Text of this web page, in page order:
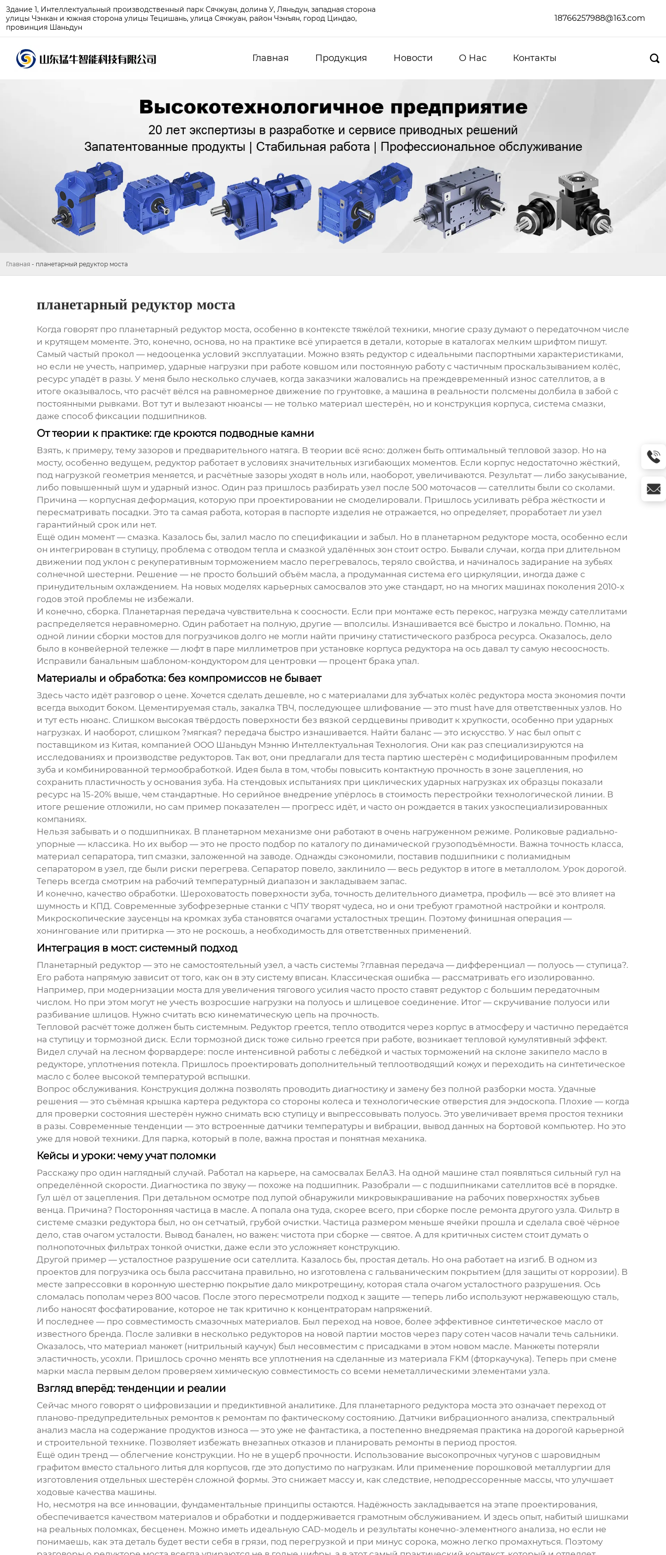
Здание 1, Интеллектуальный производственный парк Сячжуан, долина У, Ляньдун, западная сторона
улицы Чэнкан и южная сторона улицы Тецишань, улица Сячжуан, район Чэнъян, город Циндао,
провинция Шаньдун
18766257988@163.com
Главная Продукция Новости О Hас Контакты 
Главная - планетарный редуктор моста
планетарный редуктор моста
Когда говорят про планетарный редуктор моста, особенно в контексте тяжёлой техники, многие сразу думают о передаточном числе
и крутящем моменте. Это, конечно, основа, но на практике всё упирается в детали, которые в каталогах мелким шрифтом пишут.
Самый частый прокол — недооценка условий эксплуатации. Можно взять редуктор с идеальными паспортными характеристиками,
но если не учесть, например, ударные нагрузки при работе ковшом или постоянную работу с частичным проскальзыванием колёс,
ресурс упадёт в разы. У меня было несколько случаев, когда заказчики жаловались на преждевременный износ сателлитов, а в
итоге оказывалось, что расчёт вёлся на равномерное движение по грунтовке, а машина в реальности полсмены долбила в забой с
постоянными рывками. Вот тут и вылезают нюансы — не только материал шестерён, но и конструкция корпуса, система смазки,
даже способ фиксации подшипников.
От теории к практике: где кроются подводные камни
Взять, к примеру, тему зазоров и предварительного натяга. В теории всё ясно: должен быть оптимальный тепловой зазор. Но на
мосту, особенно ведущем, редуктор работает в условиях значительных изгибающих моментов. Если корпус недостаточно жёсткий,
под нагрузкой геометрия меняется, и расчётные зазоры уходят в ноль или, наоборот, увеличиваются. Результат — либо закусывание,
либо повышенный шум и ударный износ. Один раз пришлось разбирать узел после 500 моточасов — сателлиты были со сколами.
Причина — корпусная деформация, которую при проектировании не смоделировали. Пришлось усиливать рёбра жёсткости и
пересматривать посадки. Это та самая работа, которая в паспорте изделия не отражается, но определяет, проработает ли узел
гарантийный срок или нет.
Ещё один момент — смазка. Казалось бы, залил масло по спецификации и забыл. Но в планетарном редукторе моста, особенно если
он интегрирован в ступицу, проблема с отводом тепла и смазкой удалённых зон стоит остро. Бывали случаи, когда при длительном
движении под уклон с рекуперативным торможением масло перегревалось, теряло свойства, и начиналось задирание на зубьях
солнечной шестерни. Решение — не просто больший объём масла, а продуманная система его циркуляции, иногда даже с
принудительным охлаждением. На новых моделях карьерных самосвалов это уже стандарт, но на многих машинах поколения 2010-х
годов этой проблемы не избежали.
И конечно, сборка. Планетарная передача чувствительна к соосности. Если при монтаже есть перекос, нагрузка между сателлитами
распределяется неравномерно. Один работает на полную, другие — вполсилы. Изнашивается всё быстро и локально. Помню, на
одной линии сборки мостов для погрузчиков долго не могли найти причину статистического разброса ресурса. Оказалось, дело
было в конвейерной тележке — люфт в паре миллиметров при установке корпуса редуктора на ось давал ту самую несоосность.
Исправили банальным шаблоном-кондуктором для центровки — процент брака упал.
Материалы и обработка: без компромиссов не бывает
Здесь часто идёт разговор о цене. Хочется сделать дешевле, но с материалами для зубчатых колёс редуктора моста экономия почти
всегда выходит боком. Цементируемая сталь, закалка ТВЧ, последующее шлифование — это must have для ответственных узлов. Но
и тут есть нюанс. Слишком высокая твёрдость поверхности без вязкой сердцевины приводит к хрупкости, особенно при ударных
нагрузках. И наоборот, слишком ?мягкая? передача быстро изнашивается. Найти баланс — это искусство. У нас был опыт с
поставщиком из Китая, компанией ООО Шаньдун Мэнню Интеллектуальная Технология. Они как раз специализируются на
исследованиях и производстве редукторов. Так вот, они предлагали для теста партию шестерён с модифицированным профилем
зуба и комбинированной термообработкой. Идея была в том, чтобы повысить контактную прочность в зоне зацепления, но
сохранить пластичность у основания зуба. На стендовых испытаниях при циклических ударных нагрузках их образцы показали
ресурс на 15-20% выше, чем стандартные. Но серийное внедрение упёрлось в стоимость перестройки технологической линии. В
итоге решение отложили, но сам пример показателен — прогресс идёт, и часто он рождается в таких узкоспециализированных
компаниях.
Нельзя забывать и о подшипниках. В планетарном механизме они работают в очень нагруженном режиме. Роликовые радиально-
упорные — классика. Но их выбор — это не просто подбор по каталогу по динамической грузоподъёмности. Важна точность класса,
материал сепаратора, тип смазки, заложенной на заводе. Однажды сэкономили, поставив подшипники с полиамидным
сепаратором в узел, где были риски перегрева. Сепаратор повело, заклинило — весь редуктор в итоге в металлолом. Урок дорогой.
Теперь всегда смотрим на рабочий температурный диапазон и закладываем запас.
И конечно, качество обработки. Шероховатость поверхности зуба, точность делительного диаметра, профиль — всё это влияет на
шумность и КПД. Современные зубофрезерные станки с ЧПУ творят чудеса, но и они требуют грамотной настройки и контроля.
Микроскопические заусенцы на кромках зуба становятся очагами усталостных трещин. Поэтому финишная операция —
хонингование или притирка — это не роскошь, а необходимость для ответственных применений.
Интеграция в мост: системный подход
Планетарный редуктор — это не самостоятельный узел, а часть системы ?главная передача — дифференциал — полуось — ступица?.
Его работа напрямую зависит от того, как он в эту систему вписан. Классическая ошибка — рассматривать его изолированно.
Например, при модернизации моста для увеличения тягового усилия часто просто ставят редуктор с большим передаточным
числом. Но при этом могут не учесть возросшие нагрузки на полуось и шлицевое соединение. Итог — скручивание полуоси или
разбивание шлицов. Нужно считать всю кинематическую цепь на прочность.
Тепловой расчёт тоже должен быть системным. Редуктор греется, тепло отводится через корпус в атмосферу и частично передаётся
на ступицу и тормозной диск. Если тормозной диск тоже сильно греется при работе, возникает тепловой кумулятивный эффект.
Видел случай на лесном форвардере: после интенсивной работы с лебёдкой и частых торможений на склоне закипело масло в
редукторе, уплотнения потекла. Пришлось проектировать дополнительный теплоотводящий кожух и переходить на синтетическое
масло с более высокой температурой вспышки.
Вопрос обслуживания. Конструкция должна позволять проводить диагностику и замену без полной разборки моста. Удачные
решения — это съёмная крышка картера редуктора со стороны колеса и технологические отверстия для эндоскопа. Плохие — когда
для проверки состояния шестерён нужно снимать всю ступицу и выпрессовывать полуось. Это увеличивает время простоя техники
в разы. Современные тенденции — это встроенные датчики температуры и вибрации, вывод данных на бортовой компьютер. Но это
уже для новой техники. Для парка, который в поле, важна простая и понятная механика.
Кейсы и уроки: чему учат поломки
Расскажу про один наглядный случай. Работал на карьере, на самосвалах БелАЗ. На одной машине стал появляться сильный гул на
определённой скорости. Диагностика по звуку — похоже на подшипник. Разобрали — с подшипниками сателлитов всё в порядке.
Гул шёл от зацепления. При детальном осмотре под лупой обнаружили микровыкрашивание на рабочих поверхностях зубьев
венца. Причина? Посторонняя частица в масле. А попала она туда, скорее всего, при сборке после ремонта другого узла. Фильтр в
системе смазки редуктора был, но он сетчатый, грубой очистки. Частица размером меньше ячейки прошла и сделала своё чёрное
дело, став очагом усталости. Вывод банален, но важен: чистота при сборке — святое. А для критичных систем стоит думать о
полнопоточных фильтрах тонкой очистки, даже если это усложняет конструкцию.
Другой пример — усталостное разрушение оси сателлита. Казалось бы, простая деталь. Но она работает на изгиб. В одном из
проектов для погрузчика ось была рассчитана правильно, но изготовлена с гальваническим покрытием (для защиты от коррозии). В
месте запрессовки в коронную шестерню покрытие дало микротрещину, которая стала очагом усталостного разрушения. Ось
сломалась пополам через 800 часов. После этого пересмотрели подход к защите — теперь либо используют нержавеющую сталь,
либо наносят фосфатирование, которое не так критично к концентраторам напряжений.
И последнее — про совместимость смазочных материалов. Был переход на новое, более эффективное синтетическое масло от
известного бренда. После заливки в несколько редукторов на новой партии мостов через пару сотен часов начали течь сальники.
Оказалось, что материал манжет (нитрильный каучук) был несовместим с присадками в этом новом масле. Манжеты потеряли
эластичность, усохли. Пришлось срочно менять все уплотнения на сделанные из материала FKM (фторкаучука). Теперь при смене
марки масла первым делом проверяем химическую совместимость со всеми неметаллическими элементами узла.
Взгляд вперёд: тенденции и реалии
Сейчас много говорят о цифровизации и предиктивной аналитике. Для планетарного редуктора моста это означает переход от
планово-предупредительных ремонтов к ремонтам по фактическому состоянию. Датчики вибрационного анализа, спектральный
анализ масла на содержание продуктов износа — это уже не фантастика, а постепенно внедряемая практика на дорогой карьерной
и строительной технике. Позволяет избежать внезапных отказов и планировать ремонты в период простоя.
Ещё один тренд — облегчение конструкции. Но не в ущерб прочности. Использование высокопрочных чугунов с шаровидным
графитом вместо стального литья для корпусов, где это допустимо по нагрузкам. Или применение порошковой металлургии для
изготовления отдельных шестерён сложной формы. Это снижает массу и, как следствие, неподрессоренные массы, что улучшает
ходовые качества машины.
Но, несмотря на все инновации, фундаментальные принципы остаются. Надёжность закладывается на этапе проектирования,
обеспечивается качеством материалов и обработки и поддерживается грамотным обслуживанием. И здесь опыт, набитый шишками
на реальных поломках, бесценен. Можно иметь идеальную CAD-модель и результаты конечно-элементного анализа, но если не
понимаешь, как эта деталь будет вести себя в грязи, под перегрузкой и при минус сорока, можно легко промахнуться. Поэтому